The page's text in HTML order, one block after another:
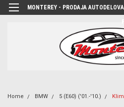
MONTEREY - PRODAJA
Home BMW 5 (E60) ('01.-'10.)